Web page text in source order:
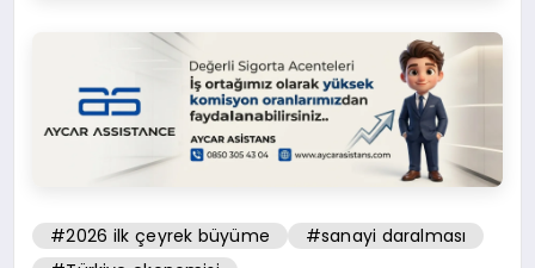
#2026 ilk çeyrek büyüme
#sanayi daralması